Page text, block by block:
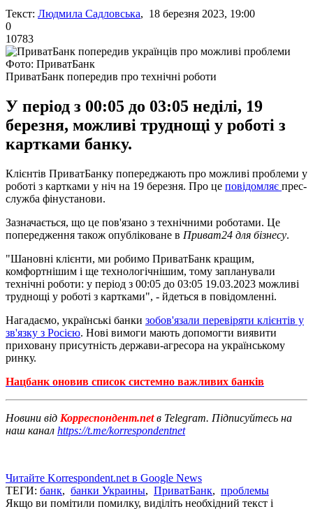
Текст: Людмила Садловська, 18 березня 2023, 19:00
0
10783
Фото: ПриватБанк
ПриватБанк попередив про технічні роботи
У період з 00:05 до 03:05 неділі, 19
березня, можливі труднощі у роботі з
картками банку.
Клієнтів ПриватБанку попереджають про можливі проблеми у
роботі з картками у ніч на 19 березня. Про це повідомляє прес-
служба фінустанови.
Зазначається, що це пов'язано з технічними роботами. Це
попередження також опубліковане в Приват24 для бізнесу.
"Шановні клієнти, ми робимо ПриватБанк кращим,
комфортнішим і ще технологічнішим, тому запланували
технічні роботи: у період з 00:05 до 03:05 19.03.2023 можливі
труднощі у роботі з картками", - йдеться в повідомленні.
Нагадаємо, українські банки зобов'язали перевіряти клієнтів у
зв'язку з Росією. Нові вимоги мають допомогти виявити
приховану присутність держави-агресора на українському
ринку.
Нацбанк оновив список системно важливих банків
Новини від Корреспондент.netв Telegram. Підписуйтесь на
наш канал https://t.me/korrespondentnet
Читайте Korrespondent.net в Google News
ТЕГИ: банк, банки Украины, ПриватБанк, проблемы
Якщо ви помітили помилку, виділіть необхідний текст і